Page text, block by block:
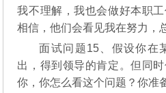
我不理解，我也会做好本职
相信，他们会看见我在努力，
面试问题15、假设你在
出，得到领导的肯定。但同
你，你怎么看这个问题？你准